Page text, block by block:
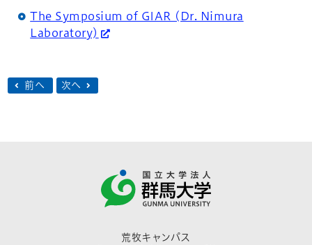
The Symposium of GIAR (Dr. Nimura
Laboratory)
前へ 次へ
荒牧キャンパス